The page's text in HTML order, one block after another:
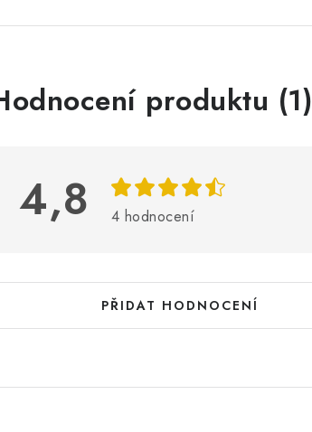
produktu (1)
4,8 4 hodnocení
PŘIDAT HODNOCENÍ